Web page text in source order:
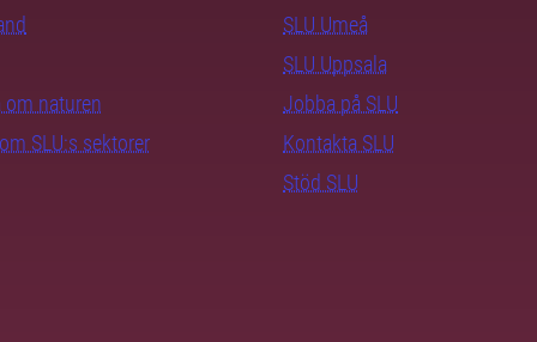
naturen
SLU:s sektorer
SLU Umeå
SLU Uppsala
Jobba på SLU
Kontakta SLU
Stöd SLU